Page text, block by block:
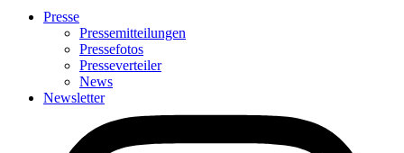
Presse
Pressemitteilungen
Pressefotos
Presseverteiler
News
Newsletter